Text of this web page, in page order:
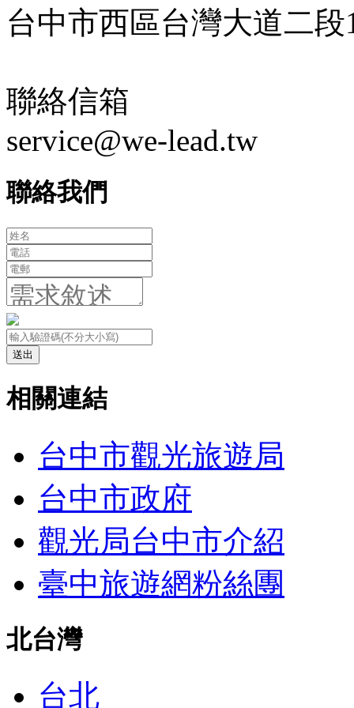
台中市西區台灣大道二段
聯絡信箱
service@we-lead.tw
聯絡我們
送出
相關連結
台中市觀光旅遊局
台中市政府
觀光局台中市介紹
臺中旅遊網粉絲團
北台灣
台北